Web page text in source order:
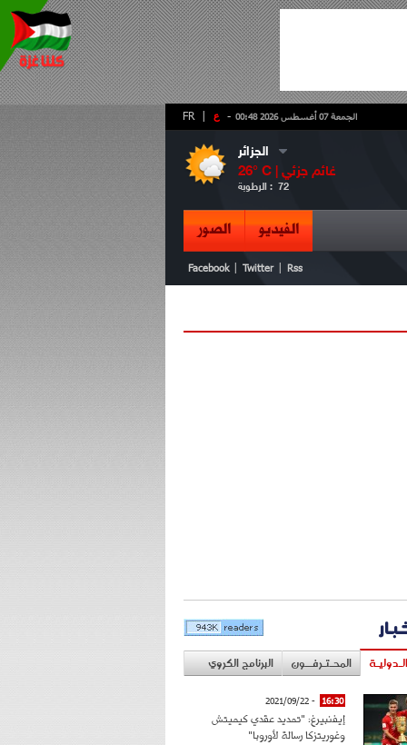
- ع FR الجمعة 07 أغسطس 2026 00:48
الجزائر
26° C | غائم جزئي
الرطوبة : 72
الفيديو الصور
Facebook Twitter Rss
المحـتـرفــون البرنامج الكروي
16:30
- 2021/09/22
إيفنبيرغ: "تمديد عقدي كيميتش
وغوريتزكا رسالة لأوروبا"